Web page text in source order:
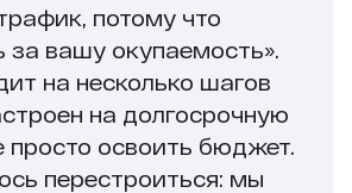
потому что
за вашу окупаемость».
на несколько шагов
на долгосрочную
просто освоить бюджет.
перестроиться: мы